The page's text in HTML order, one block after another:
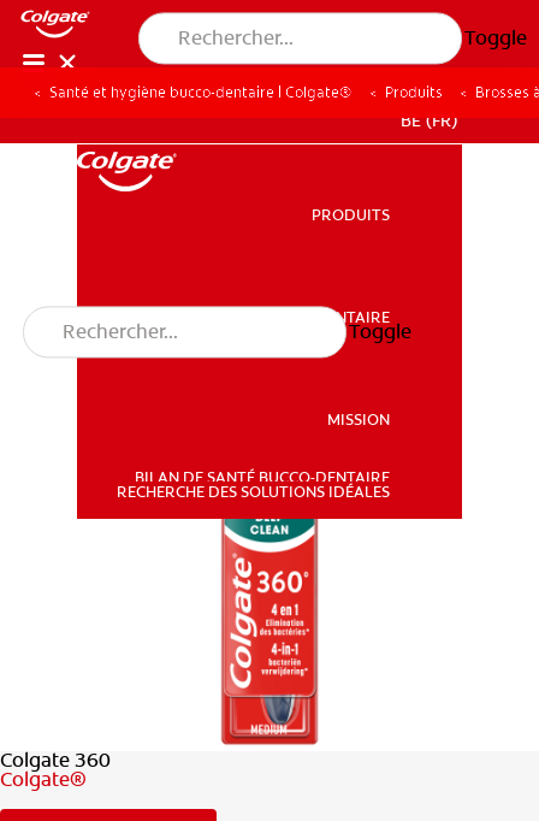
Toggle
SANTÉ BUCCO-DENTAIRE
BILAN DE SANTÉ BUCCO-DENTAIRE
RECHERCHE DES SOLUTIONS IDÉALES
BE (FR)
PRODUITS
SANTÉ BUCCO-DENTAIRE
MISSION
BILAN DE SANTÉ BUCCO-DENTAIRE
RECHERCHE DES SOLUTIONS IDÉALES
Toggle
Santé et hygiène bucco-dentaire | Colgate® Produits Brosses
Colgate 360
Colgate®